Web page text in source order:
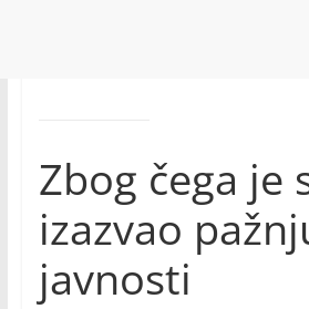
Zbog čega je
izazvao
javnosti